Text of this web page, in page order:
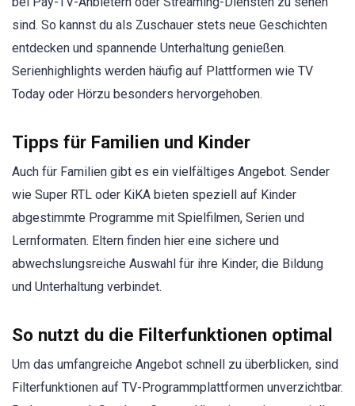
sind. So kannst du als Zuschauer stets neue Geschichten
entdecken und spannende Unterhaltung genießen.
Serienhighlights werden häufig auf Plattformen wie TV
Today oder Hörzu besonders hervorgehoben.
Tipps für Familien und Kinder
Auch für Familien gibt es ein vielfältiges Angebot. Sender
wie Super RTL oder KiKA bieten speziell auf Kinder
abgestimmte Programme mit Spielfilmen, Serien und
Lernformaten. Eltern finden hier eine sichere und
abwechslungsreiche Auswahl für ihre Kinder, die Bildung
und Unterhaltung verbindet.
So nutzt du die Filterfunktionen optimal
Um das umfangreiche Angebot schnell zu überblicken, sind
Filterfunktionen auf TV-Programmplattformen unverzichtbar.